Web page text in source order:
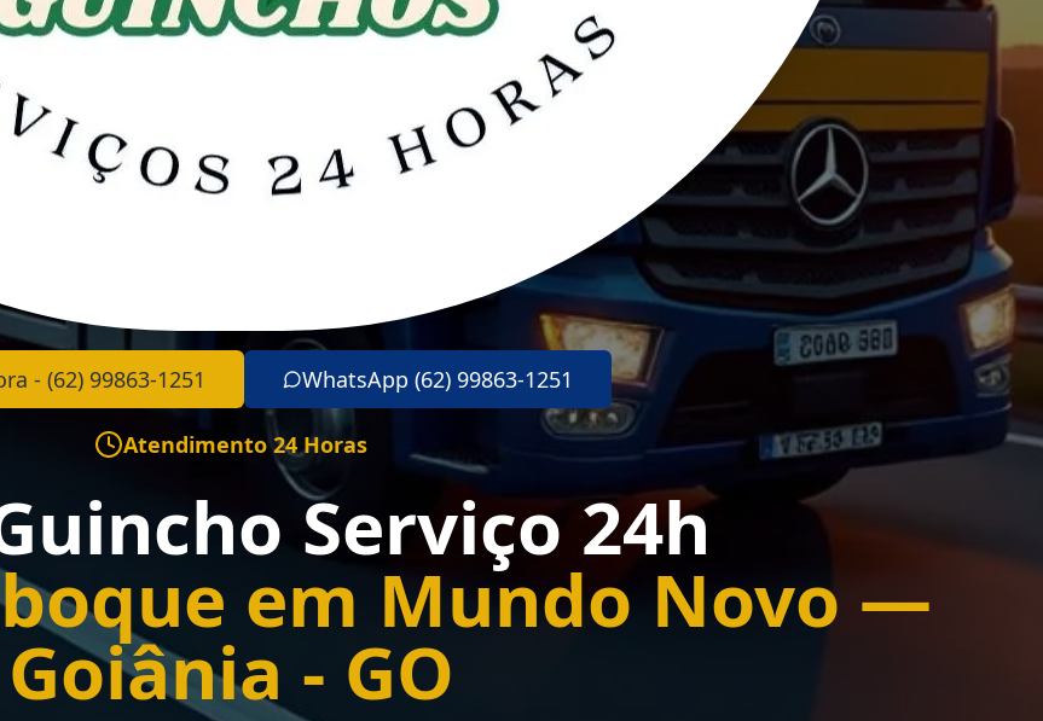
- (62) 99863-1251 WhatsApp (62) 99863-1251
Atendimento 24 Horas
Serviço 24h
em Mundo Novo —
Goiânia - GO